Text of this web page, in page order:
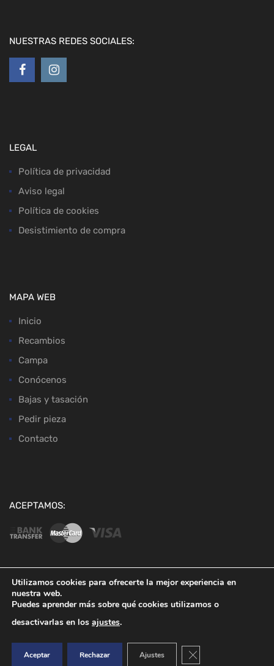
NUESTRAS REDES SOCIALES:
LEGAL
Política de privacidad
Aviso legal
Política de cookies
Desistimiento de compra
MAPA WEB
Inicio
Recambios
Campa
Conócenos
Bajas y tasación
Pedir pieza
Contacto
ACEPTAMOS:
Utilizamos cookies para ofrecerte la mejor experiencia en
nuestra web.
Puedes aprender más sobre qué cookies utilizamos o
desactivarlas en los ajustes.
Aceptar Rechazar Ajustes Cerrar el banner de